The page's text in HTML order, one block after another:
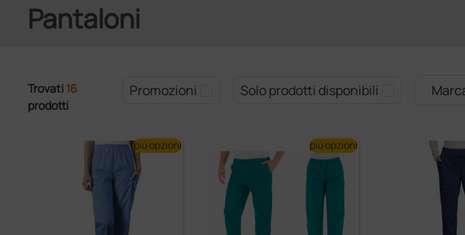
Pantaloni
Trovati 16
prodotti
Promozioni Solo prodotti disponibili
più opzioni più opzioni